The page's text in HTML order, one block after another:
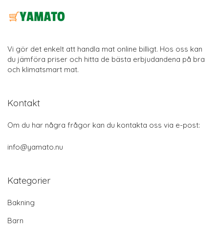
Vi gör det enkelt att handla mat online billigt. Hos oss kan
du jämföra priser och hitta de bästa erbjudandena på bra
och klimatsmart mat.
Kontakt
Om du har några frågor kan du kontakta oss via e-post:
info@yamato.nu
Kategorier
Bakning
Barn